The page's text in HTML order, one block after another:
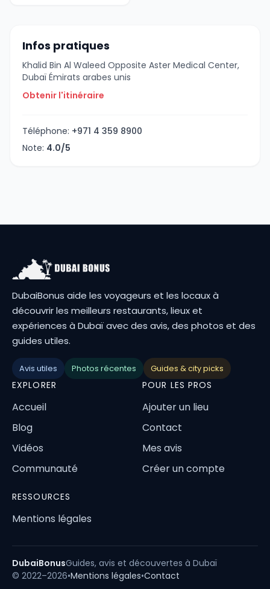
Infos pratiques
Khalid Bin Al Waleed Opposite Aster Medical Center,
Dubaï Émirats arabes unis
Obtenir l'itinéraire
Téléphone: +971 4 359 8900
Note: 4.0/5
DubaiBonus aide les voyageurs et les locaux à
découvrir les meilleurs restaurants, lieux et
expériences à Dubaï avec des avis, des photos et des
guides utiles.
Avis utiles Photos récentes Guides & city picks
EXPLORER
Accueil
Blog
Vidéos
Communauté
POUR LES PROS
Ajouter un lieu
Contact
Mes avis
Créer un compte
RESSOURCES
Mentions légales
DubaiBonusGuides, avis et découvertes à Dubaï
© 2022–2026•Mentions légales•Contact